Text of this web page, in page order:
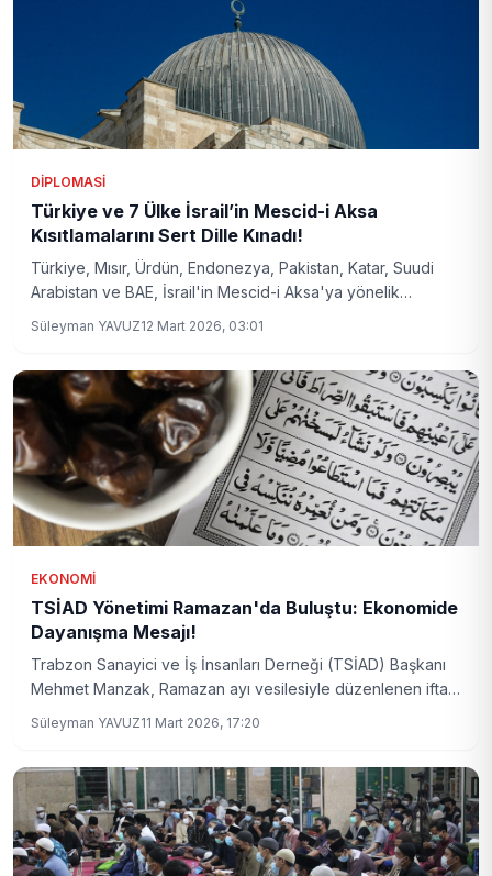
DIPLOMASI
Türkiye ve 7 Ülke İsrail’in Mescid-i Aksa
Kısıtlamalarını Sert Dille Kınadı!
Türkiye, Mısır, Ürdün, Endonezya, Pakistan, Katar, Suudi
Arabistan ve BAE, İsrail'in Mescid-i Aksa'ya yönelik
Kudüs'teki kutsal mekanların statüsünün ihlal edildiği
Süleyman YAVUZ12 Mart 2026, 03:01
EKONOMI
TSİAD Yönetimi Ramazan'da Buluştu: Ekonomide
Dayanışma Mesajı!
Trabzon Sanayici ve İş İnsanları Derneği (TSİAD) Başkanı
Mehmet Manzak, Ramazan ayı vesilesiyle düzenlenen iftar
ekonomisinin nabzı tutulurken, birlik ve dayanışmanın önemi
Süleyman YAVUZ11 Mart 2026, 17:20